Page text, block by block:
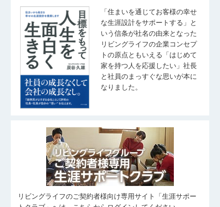
「住まいを通じてお客様の幸せ
な生涯設計をサポートする」と
いう信条が社名の由来となった
リビングライフの企業コンセプ
トの原点ともいえる「はじめて
家を持つ人を応援したい」社長
と社員のまっすぐな思いが本に
なりました。
リビングライフのご契約者様向け専用サイト「生涯サポー